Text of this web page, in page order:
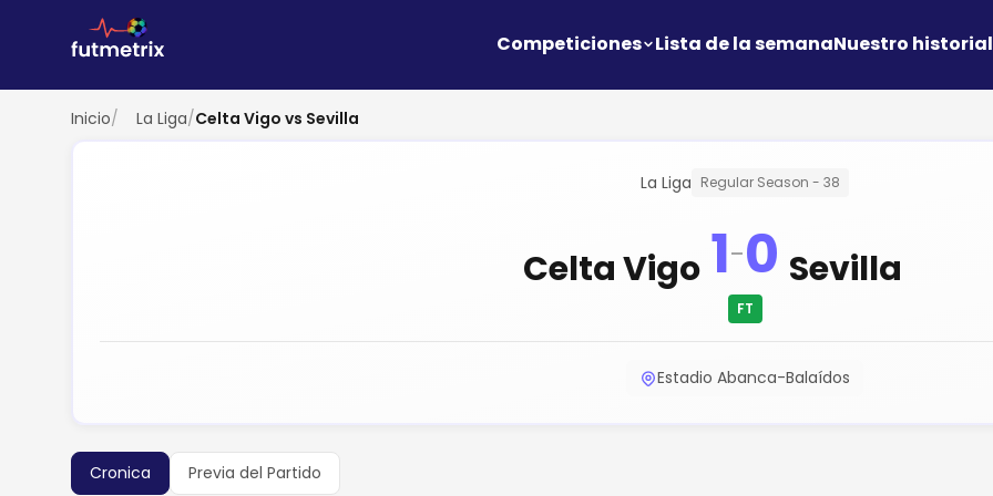
Competiciones Lista de la semanaNuestro historial
Inicio/ La Liga/Celta Vigo vs Sevilla
La Liga Regular Season - 38
Celta Vigo 1-0
FT
Sevilla
Estadio Abanca-Balaídos
Cronica Previa del Partido